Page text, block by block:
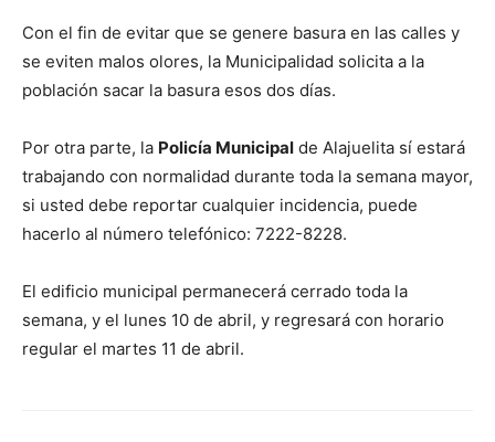
Con el fin de evitar que se genere basura en las calles y
se eviten malos olores, la Municipalidad solicita a la
población sacar la basura esos dos días.
Por otra parte, la Policía Municipal de Alajuelita sí estará
trabajando con normalidad durante toda la semana mayor,
si usted debe reportar cualquier incidencia, puede
hacerlo al número telefónico: 7222-8228.
El edificio municipal permanecerá cerrado toda la
semana, y el lunes 10 de abril, y regresará con horario
regular el martes 11 de abril.